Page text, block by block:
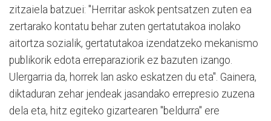
zitzaiela batzuei: "Herritar askok pentsatzen zuten ea
zertarako kontatu behar zuten gertatutakoa inolako
aitortza sozialik, gertatutakoa izendatzeko mekanismo
publikorik edota erreparaziorik ez bazuten izango.
Ulergarria da, horrek lan asko eskatzen du eta". Gainera,
diktaduran zehar jendeak jasandako errepresio zuzena
dela eta, hitz egiteko gizartearen "beldurra" ere